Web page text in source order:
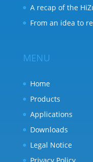
A recap of the
From an idea to
MENU
Home
Products
Applications
Downloads
Legal Notice